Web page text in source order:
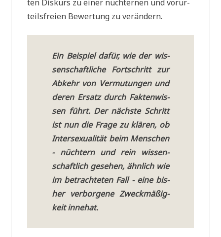
ten Dis­kurs zu einer nüch­ter­nen und vor­ur­
teils­frei­en Bewer­tung zu verändern.
Ein Bei­spiel dafür, wie der wis­
sen­schaft­li­che Fort­schritt zur
Abkehr von Ver­mu­tun­gen und
deren Ersatz durch Fak­ten­wis­
sen führt. Der näch­ste Schritt
ist nun die Fra­ge zu klä­ren, ob
Inter­se­xua­li­tät beim Men­schen
- nüch­tern und rein wis­sen­
schaft­lich gese­hen, ähn­lich wie
im betrach­te­ten Fall - eine bis­
her ver­bor­ge­ne Zweck­mä­ßig­
keit inne­hat.